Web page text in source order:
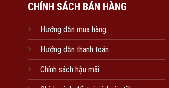
CHÍNH SÁCH BÁN HÀNG
Hướng dẫn mua hàng
Hướng dẫn thanh toán
Chính sách hậu mãi